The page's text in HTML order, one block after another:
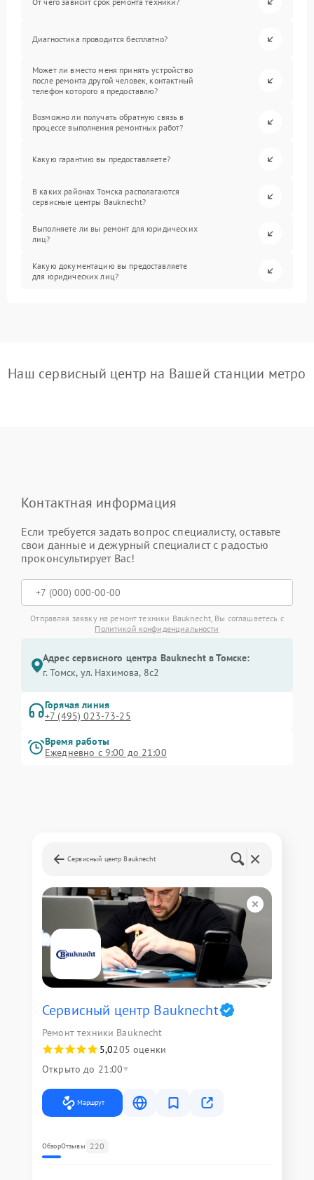
Диагностика проводится бесплатно?
Может ли вместо меня принять устройство
после ремонта другой человек, контактный
телефон которого я предоставлю?
Возможно ли получать обратную связь в
процессе выполнения ремонтных работ?
Какую гарантию вы предоставляете?
В каких районах Томска располагаются
сервисные центры Bauknecht?
Выполняете ли вы ремонт для юридических
лиц?
Какую документацию вы предоставляете
для юридических лиц?
Наш сервисный центр на Вашей станции метро
Контактная информация
Если требуется задать вопрос специалисту, оставьте
свои данные и дежурный специалист с радостью
проконсультирует Вас!
Отправляя заявку на ремонт техники Bauknecht, Вы соглашаетесь с
Политикой конфиденциальности
Адрес сервисного центра Bauknecht в Томске:
г. Томск, ул. Нахимова, 8с2
Горячая линия
+7 (495) 023-73-25
Время работы
Ежедневно с 9:00 до 21:00
Сервисный центр Bauknecht
Сервисный центр Bauknecht
Ремонт техники Bauknecht
5,0205 оценки
Открыто до 21:00
Маршрут
ОбзорОтзывы 220